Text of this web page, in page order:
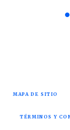
MAPA DE SITIO
TÉRMINOS Y